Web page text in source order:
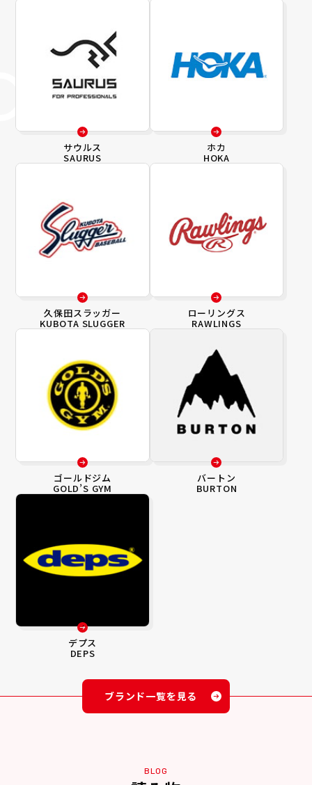
サウルス
SAURUS
ホカ
HOKA
久保田スラッガー
KUBOTA SLUGGER
ローリングス
RAWLINGS
ゴールドジム
GOLD’S GYM
バートン
BURTON
デプス
DEPS
ブランド一覧を見る
BLOG